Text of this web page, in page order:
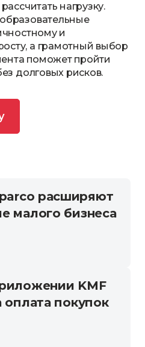
нагрузку.
и
а грамотный выбор
поможет пройти
долговых рисков.
расширяют
малого бизнеса
KMF
оплата покупок